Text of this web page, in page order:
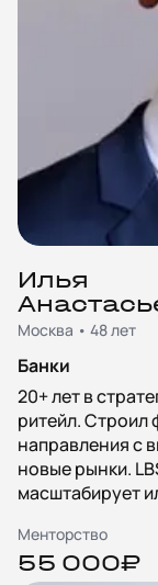
Илья
Москва • 48 лет
Банки
20+ лет в
ритейл. Строил
направления с
новые рынки.
масштабирует
Менторство
55 000₽